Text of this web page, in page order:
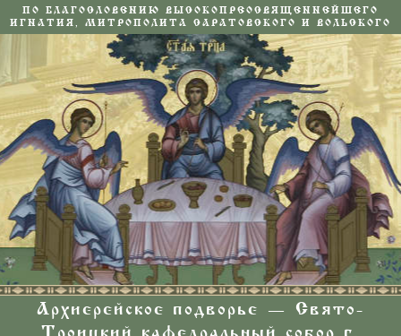
ПО БЛАГОСЛОВЕНИЮ ВЫСОКОПРЕОСВЯЩЕННЕЙШЕГО
ИГНАТИЯ, МИТРОПОЛИТА САРАТОВСКОГО И ВОЛЬСКОГО
Архиерейское подворье — Свято-